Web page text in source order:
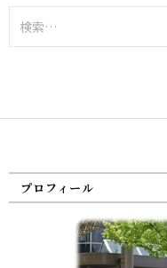
索:
プロフィール